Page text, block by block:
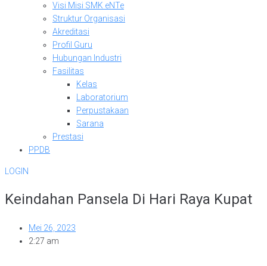
Visi Misi SMK eNTe
Struktur Organisasi
Akreditasi
Profil Guru
Hubungan Industri
Fasilitas
Kelas
Laboratorium
Perpustakaan
Sarana
Prestasi
PPDB
LOGIN
Keindahan Pansela Di Hari Raya Kupat
Mei 26, 2023
2:27 am